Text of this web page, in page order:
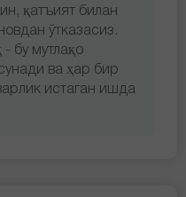
қатъият билан
ўтказасиз.
бу мутлақо
ва ҳар бир
истаган ишда